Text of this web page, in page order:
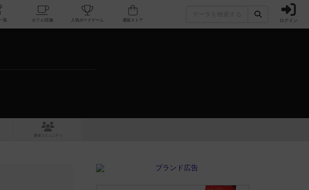
掲示板一覧 カフェ/店舗 人気ボードゲーム ログイン
コミュニティ